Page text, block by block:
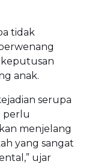
tidak
anak.
serupa
perlu
menjelang
yang sangat
ujar